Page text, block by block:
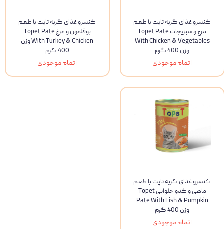
کنسرو غذای گربه تاپت با طعم
مرغ و سبزیجات Topet Pate
With Chicken & Vegetables
وزن 400 گرم
اتمام موجودی
کنسرو غذای گربه تاپت با طعم
بوقلمون و مرغ Topet Pate
With Turkey & Chicken وزن
400 گرم
اتمام موجودی
کنسرو غذای گربه تاپت با طعم
ماهی و کدو حلوایی Topet
Pate With Fish & Pumpkin
وزن 400 گرم
اتمام موجودی